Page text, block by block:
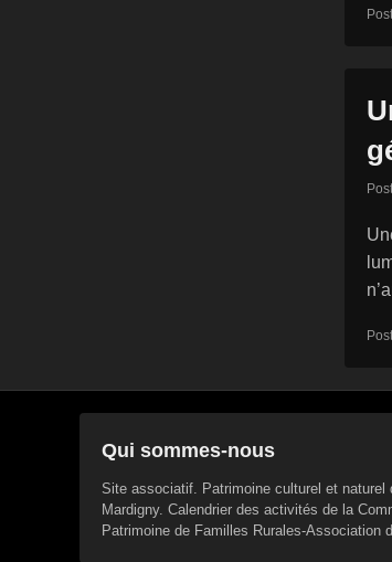
Qui sommes-nous
Site associatif. Patrimoine culturel et naturel
Mardigny. Calendrier des activités de la
Patrimoine de Familles Rurales-Association